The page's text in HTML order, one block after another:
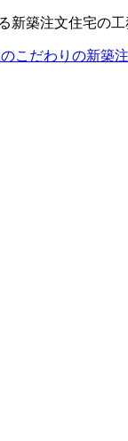
新築注文住宅の